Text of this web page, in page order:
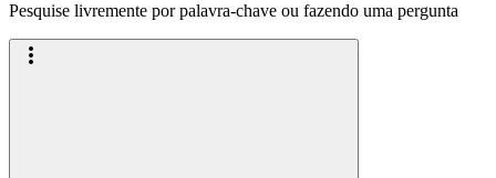
Pesquise livremente por palavra-chave ou fazendo uma pergunta